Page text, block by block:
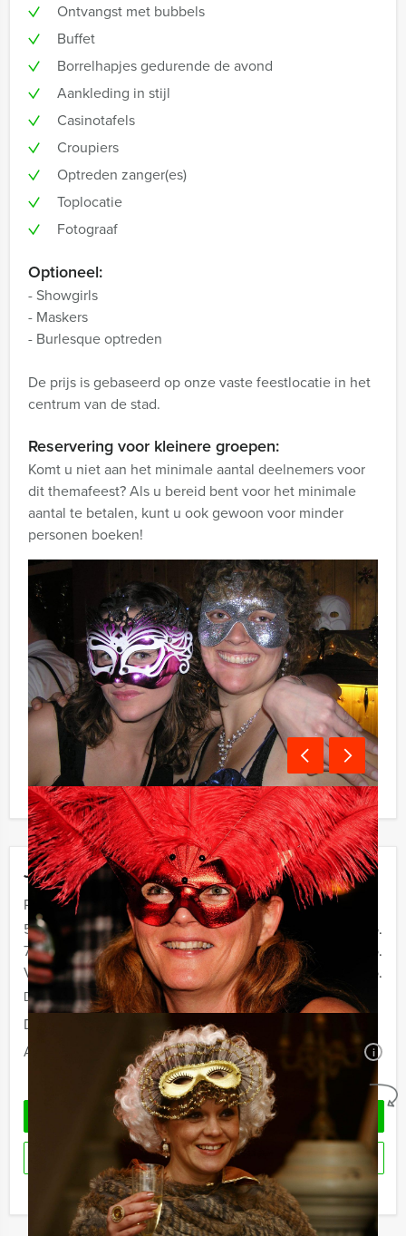
Jouw uitje
Prijs :
50 - 74 personen
€ 119,50 p.p.
75 - 99 personen
€ 112,50 p.p.
Vanaf 100 personen
€ 99,50 p.p.
De prijzen zijn exclusief BTW
Duur:
Aantal:
Minimaal 50 personen i
Geheel vrijblijvend
VRAAG VRIJBLIJVEND OFFERTE AAN
RESERVEREN
Ik heb een vraag over dit uitje
Ontvangst met bubbels
Buffet
Borrelhapjes gedurende de avond
Aankleding in stijl
Casinotafels
Croupiers
Optreden zanger(es)
Toplocatie
Fotograaf
Optioneel:
- Showgirls
- Maskers
- Burlesque optreden
De prijs is gebaseerd op onze vaste feestlocatie in het
centrum van de stad.
Reservering voor kleinere groepen:
Komt u niet aan het minimale aantal deelnemers voor
dit themafeest? Als u bereid bent voor het minimale
aantal te betalen, kunt u ook gewoon voor minder
personen boeken!